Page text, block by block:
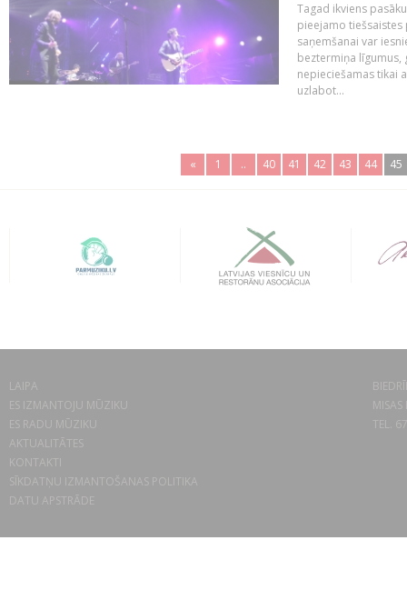
Tagad ikviens
pieejamo tiešsaistes
saņemšanai var
beztermiņa līgumus,
nepieciešamas tikai
uzlabot...
« 1 .. 40 41 42 43 44 45
LAIPA
ES IZMANTOJU MŪZIKU
ES RADU MŪZIKU
AKTUALITĀTES
KONTAKTI
SĪKDATŅU IZMANTOŠANAS POLITIKA
DATU APSTRĀDE
TEL.